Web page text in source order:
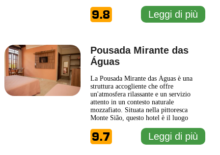
godere di un'atmosfera intima e
accogliente, rendendo il soggiorno
9.8 Leggi di più
Pousada Mirante das
Águas
La Pousada Mirante das Águas è una
struttura accogliente che offre
un'atmosfera rilassante e un servizio
attento in un contesto naturale
mozzafiato. Situata nella pittoresca
Monte Sião, questo hotel è il luogo
dalla routine quotidiana. Immerso nel
verde, la Pousada è circondata da
9.7 Leggi di più